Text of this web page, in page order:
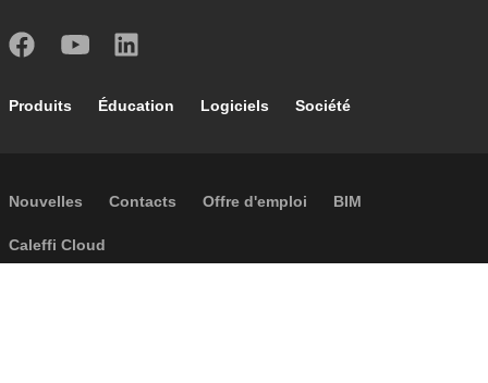
Footer main navigation
Produits Éducation Logiciels Société
Footer secondary navigation
Nouvelles Contacts Offre d'emploi BIM
Caleffi Cloud